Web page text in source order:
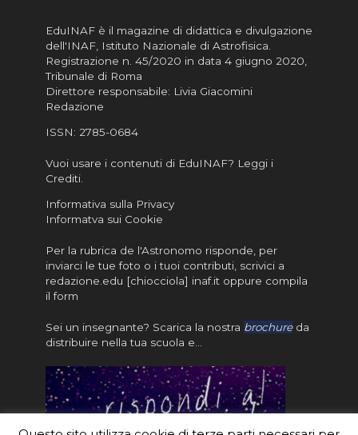
EduINAF è il magazine di didattica e divulgazione
dell'INAF, Istituto Nazionale di Astrofisica
Registrazione n. 45/2020 in data 4 giugno 2020,
Tribunale di Roma
Direttore responsabile: Livia Giacomini
Redazione
ISSN: 2785-0684
Vuoi usare i contenuti di EduINAF? Leggi i
Crediti.
Informativa sulla Privacy
Informatva sui Cookie
Per la rubrica de l'Astronomo risponde, per
inviarci le tue foto o i tuoi contributi, scrivici a
redazione.edu [chiocciola] inaf.it oppure compila
il form
Sei un insegnante? Scarica la nostra brochureda
distribuire nella tua scuola e…